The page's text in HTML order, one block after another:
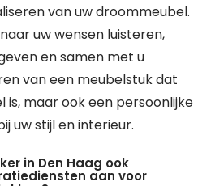
van uw droommeubel.
uw wensen luisteren,
en samen met u
van een meubelstuk dat
is, maar ook een persoonlijke
uw stijl en interieur.
in Den Haag ook
aan voor